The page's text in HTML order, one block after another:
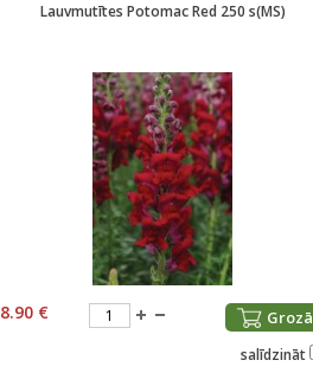
Lauvmutītes Potomac Red 250 s(MS)
8.90 € Grozā
salīdzināt